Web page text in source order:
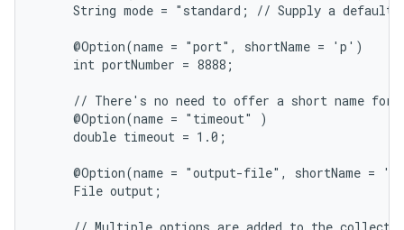
String mode = "standard; // Supply a default
     @Option(name = "port", shortName = 'p')
     int portNumber = 8888;
// There's no need to offer a short name for
     @Option(name = "timeout" )
     double timeout = 1.0;
@Option(name = "output-file", shortName =
     File output;